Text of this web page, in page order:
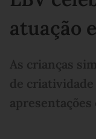
atuação
As crianças
de